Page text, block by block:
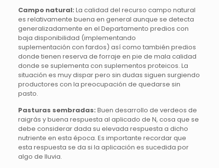
Campo natural: La calidad del recurso campo natural
es relativamente buena en general aunque se detecta
generalizadamente en el Departamento predios con
baja disponibilidad (implementando
suplementación con fardos) así como también predios
donde tienen reserva de forraje en pie de mala calidad
donde se suplementa con suplementos proteicos. La
situación es muy dispar pero sin dudas siguen surgiendo
productores con la preocupación de quedarse sin
pasto.
Pasturas sembradas: Buen desarrollo de verdeos de
raigrás y buena respuesta al aplicado de N, cosa que se
debe considerar dada su elevada respuesta a dicho
nutriente en esta época. Es importante recordar que
esta respuesta se da si la aplicación es sucedida por
algo de lluvia.